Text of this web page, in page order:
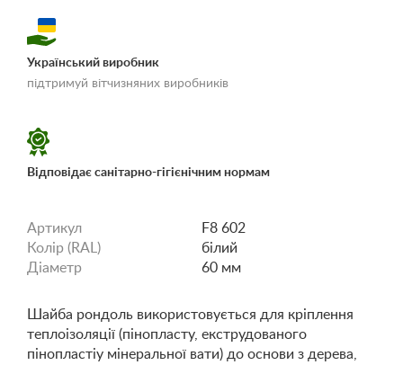
«Умови доставки і
Український виробник
підтримуй вітчизняних виробників
Відповідає санітарно-гігієнічним нормам
Артикул
F8 602
Колір (RAL)
білий
Діаметр
60 мм
Шайба рондоль використовується для кріплення
теплоізоляції (пінопласту, екструдованого
пінопластіу мінеральної вати) до основи з дерева,